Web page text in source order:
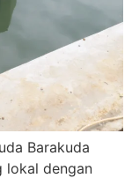
Barakuda
lokal dengan